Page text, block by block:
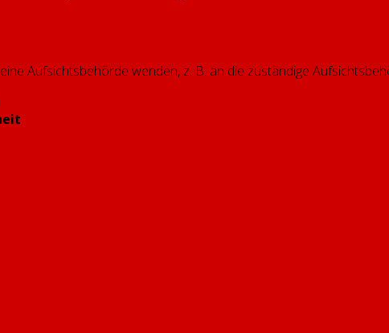
Aufsichtsbehörde wenden, z. B. an die zuständige